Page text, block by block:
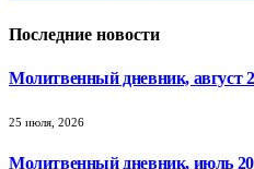
Последние новости
Молитвенный дневник, август
25 июля, 2026
Молитвенный дневник, июль